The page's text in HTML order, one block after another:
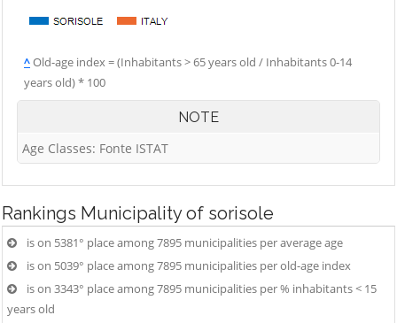
^Old-age index = (Inhabitants > 65 years old / Inhabitants 0-14
years old) * 100
NOTE
Age Classes: Fonte ISTAT
Rankings Municipality of sorisole
is on 5381° place among 7895 municipalities per average age
is on 5039° place among 7895 municipalities per old-age index
is on 3343° place among 7895 municipalities per % inhabitants < 15
years old